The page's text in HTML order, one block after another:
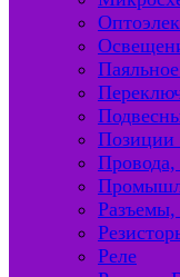
Позиции
Реле